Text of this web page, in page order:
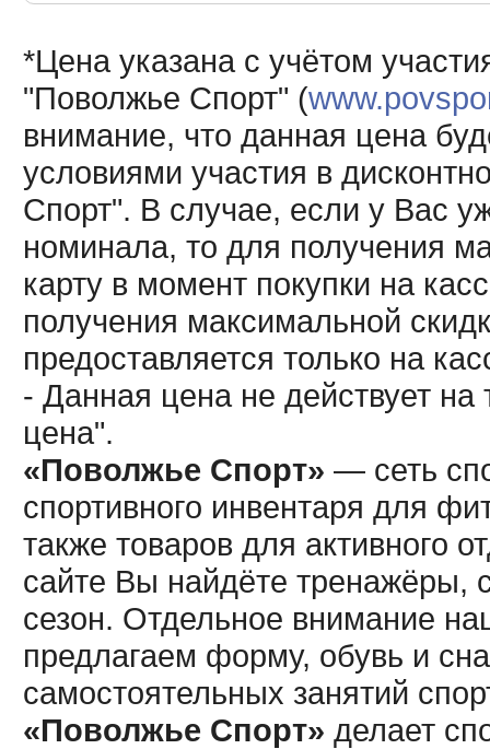
*Цена указана с учётом
"Поволжье Спорт" (
внимание, что данная цена
условиями участия в
Спорт". В случае, если у Вас
номинала, то для получения
карту в момент покупки на
получения максимальной
предоставляется только на
- Данная цена не действует
цена".
«Поволжье Спорт» — сеть
спортивного инвентаря для
также товаров для активного
сайте Вы найдёте тренажёры,
сезон. Отдельное внимание
предлагаем форму, обувь и
самостоятельных занятий
«Поволжье Спорт» делает